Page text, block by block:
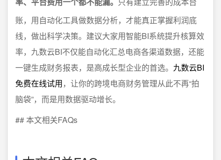
账，用自动化工具做数据分析，才能真正掌握利润底
线，做出科学决策。建议大家用智能BI系统提升核算效
率，九数云BI不仅能自动化汇总电商各渠道数据，还能
一键生成财务报表，是高成长型企业的首选。 九数云BI
免费在线试用，让你的跨境电商财务管理从此不再“拍
脑袋”，而是用数据驱动增长。
## 本文相关FAQs